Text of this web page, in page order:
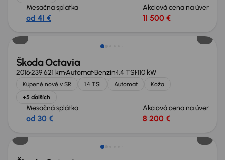
Mesačná splátka
od 41 €
Akciová cena na úver
11 500 €
Možnosť odpočtu DPH
Škoda Octavia
2016239 621 kmAutomatBenzín1.4 TSI110 kW
Kúpené nové v SR 1.4 TSI Automat
Koža
+5 ďalších
Mesačná splátka
od 30 €
Akciová cena na úver
8 200 €
Nové v ponuke